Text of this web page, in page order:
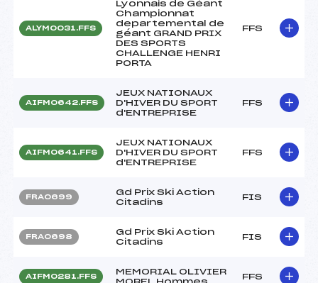
ALYM0031.FFS
Lyonnais de Géant
Championnat
departemental de
géant GRAND PRIX
DES SPORTS
CHALLENGE HENRI
PORTA
FFS
AIFM0642.FFS
JEUX NATIONAUX
D'HIVER DU SPORT
d'ENTREPRISE
FFS
AIFM0641.FFS
JEUX NATIONAUX
D'HIVER DU SPORT
d'ENTREPRISE
FFS
FRA0699
Gd Prix Ski Action
Citadins
FIS
FRA0698
Gd Prix Ski Action
Citadins
FIS
AIFM0281.FFS
MEMORIAL OLIVIER
MOREL Hommes
FFS